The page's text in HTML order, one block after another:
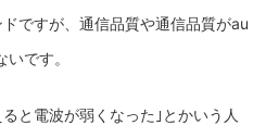
ですが、通信品質や通信品質がau
です。
と電波が弱くなった｣とかいう人